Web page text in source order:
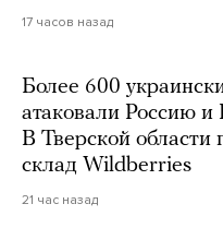
17 часов назад
Более 600
атаковали Россию
В Тверской области
склад Wildberries
21 час назад